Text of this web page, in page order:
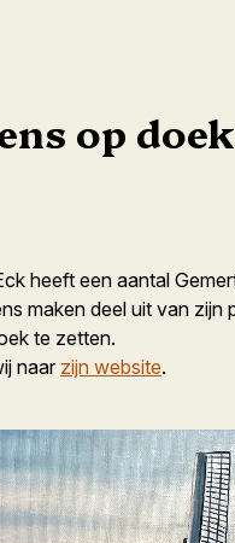
op
heeft een aantal
maken deel uit van
te zetten.
naar zijn website.